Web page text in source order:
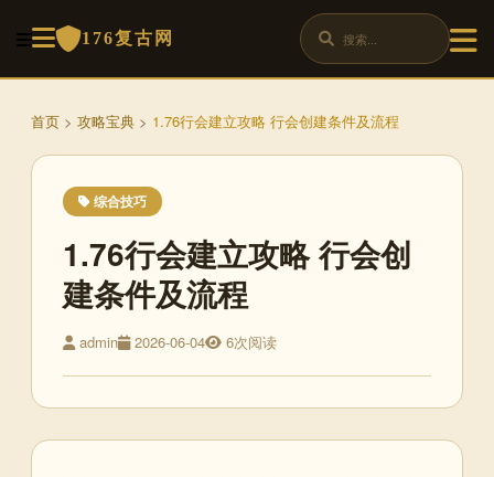
176复古网
首页 > 攻略宝典 > 1.76行会建立攻略 行会创建条件及流程
综合技巧
1.76行会建立攻略 行会创
建条件及流程
admin 2026-06-04 6次阅读